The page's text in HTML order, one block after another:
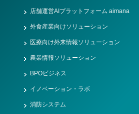
店舗運営AIプラットフォーム aimana
外食産業向けソリューション
医療向け外来情報ソリューション
農業情報ソリューション
BPOビジネス
イノベーション・ラボ
消防システム